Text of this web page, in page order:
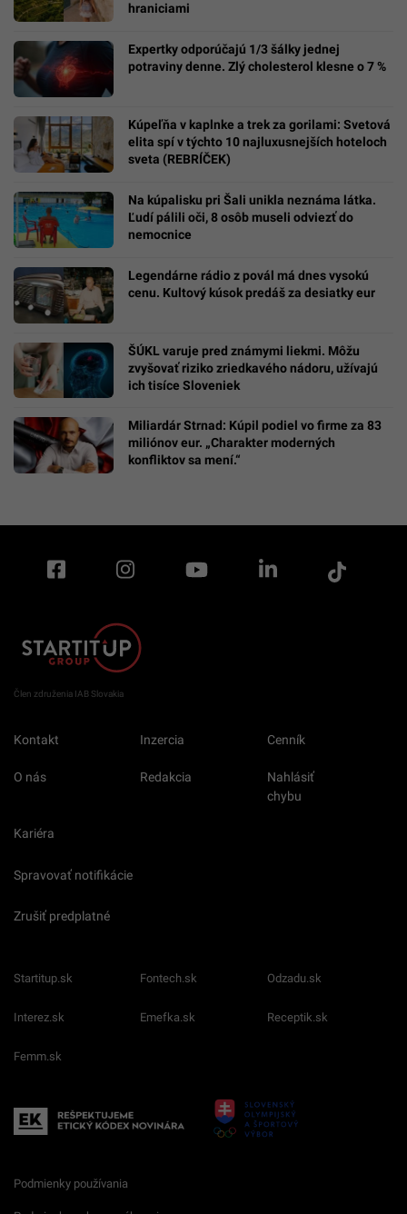
hraniciami
Expertky odporúčajú 1/3 šálky jednej
potraviny denne. Zlý cholesterol klesne o 7 %
Kúpeľňa v kaplnke a trek za gorilami: Svetová
elita spí v týchto 10 najluxusnejších hoteloch
sveta (REBRÍČEK)
Na kúpalisku pri Šali unikla neznáma látka.
Ľudí pálili oči, 8 osôb museli odviezť do
nemocnice
Legendárne rádio z povál má dnes vysokú
cenu. Kultový kúsok predáš za desiatky eur
ŠÚKL varuje pred známymi liekmi. Môžu
zvyšovať riziko zriedkavého nádoru, užívajú
ich tisíce Sloveniek
Miliardár Strnad: Kúpil podiel vo firme za 83
miliónov eur. „Charakter moderných
konfliktov sa mení.“
Člen združenia IAB Slovakia
Kontakt Inzercia Cenník
O nás Redakcia
Nahlásiť
chybu
Kariéra
Spravovať notifikácie
Zrušiť predplatné
Startitup.sk Fontech.sk Odzadu.sk
Interez.sk Emefka.sk Receptik.sk
Femm.sk
Podmienky používania